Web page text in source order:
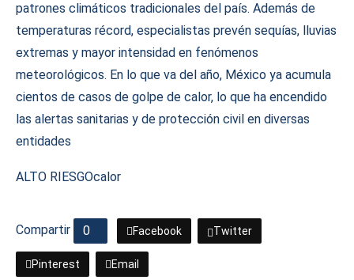
patrones climáticos tradicionales del país. Además de
temperaturas récord, especialistas prevén sequías, lluvias
extremas y mayor intensidad en fenómenos
meteorológicos. En lo que va del año, México ya acumula
cientos de casos de golpe de calor, lo que ha encendido
las alertas sanitarias y de protección civil en diversas
entidades
ALTO RIESGOcalor
Compartir 0 Facebook Twitter
Pinterest Email